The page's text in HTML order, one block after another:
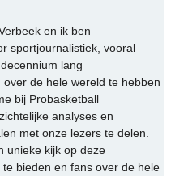
en ik ben
sportjournalistiek, vooral
lang
de hele wereld te hebben
bij Probasketball
analyses en
met onze lezers te delen.
unieke kijk op deze
bieden en fans over de hele